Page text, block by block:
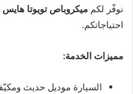
نوفّر لكم ميكروباص تويوتا
احتياجاتكم.
مميزات الخدمة:
السيارة موديل حديث